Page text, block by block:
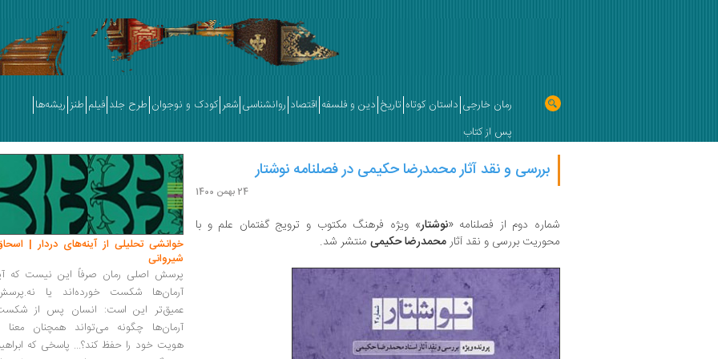
رمان خارجی داستان کوتاه تاریخ دین و فلسفه اقتصاد روانشناسی شعر کودک و نوجوان طرح جلد فیلم طنز ریشه‌ها
پس از کتاب
بررسی و نقد آثار محمدرضا حکیمی در فصلنامه نوشتار
24 بهمن 1400
شماره دوم از فصلنامه «نوشتار» ویژه فرهنگ مکتوب و ترویج گفتمان علم و با
محوریت بررسی و نقد آثارمحمدرضا حکیمی منتشر شد.
خوانشی تحلیلی از آینه‌های دردار |
شیروانی
پرسش اصلی رمان صرفاً این نیست که
آرمان‌ها شکست خورده‌اند یا
عمیق‌تر این است: انسان پس از
آرمان‌ها چگونه می‌تواند همچنان معنا
هویت خود را حفظ کند؟... پاسخی که